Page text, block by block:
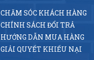
CHĂM SÓC KHÁCH HÀNG
CHÍNH SÁCH ĐỔI TRẢ
HƯỚNG DẪN MUA HÀNG
GIẢI QUYẾT KHIẾU NẠI